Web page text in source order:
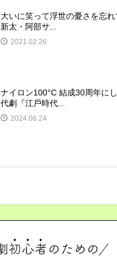
大いに笑って浮世の憂さを忘
新太・阿部サ...
2021.02.26
ナイロン100°C 結成30周年に
代劇『江⼾時代...
2024.06.24